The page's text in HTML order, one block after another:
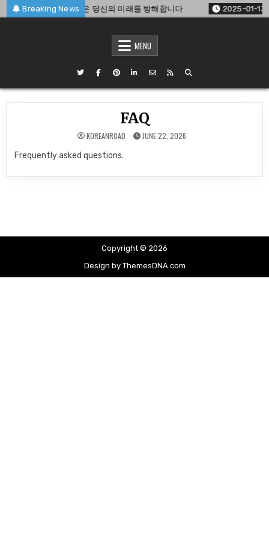
Skip
to
Breaking News
도한 소셜 미디어 사용은 당신의 미래를 방해합니다 2025-01-13
MENU
FAQ
KOREANROAD
JUNE 22, 2026
Frequently asked questions.
Copyright © 2026
Design by ThemesDNA.com